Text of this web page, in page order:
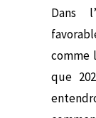
Dans
comme
que